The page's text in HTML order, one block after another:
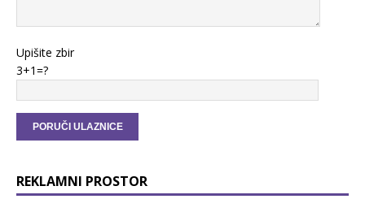
Upišite zbir
3+1=?
REKLAMNI PROSTOR